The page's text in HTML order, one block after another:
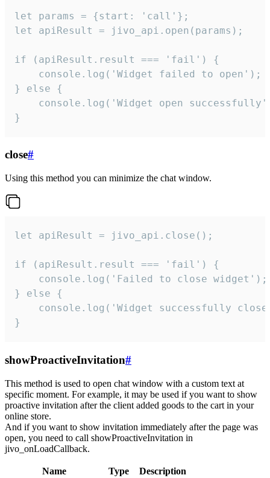
let params = {start: 'call'};
let apiResult = jivo_api.open(params);
if (apiResult.result === 'fail') {
    console.log('Widget failed to open');
} else {
console.log('Widget open
}
close#
Using this method you can minimize the chat window.
let apiResult = jivo_api.close();
if (apiResult.result === 'fail') {
    console.log('Failed to close widget');
} else {
console.log('Widget successfully
}
showProactiveInvitation#
This method is used to open chat window with a custom text at
specific moment. For example, it may be used if you want to show
proactive invitation after the client added goods to the cart in your
online store.
And if you want to show invitation immediately after the page was
open, you need to call showProactiveInvitation in
jivo_onLoadCallback.
Name Type
Description